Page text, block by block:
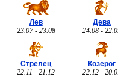
Лев
23.07 - 23.08
Дева
24.08 -
Стрелец
22.11 - 21.12
Козерог
22.12 -